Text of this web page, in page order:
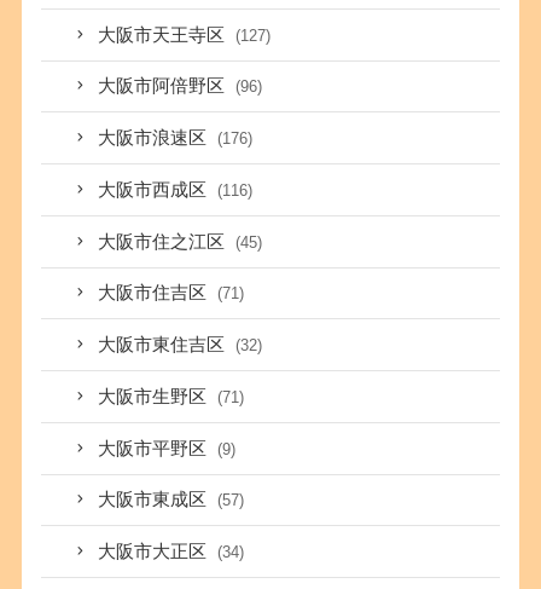
大阪市天王寺区 (127)
大阪市阿倍野区 (96)
大阪市浪速区 (176)
大阪市西成区 (116)
大阪市住之江区 (45)
大阪市住吉区 (71)
大阪市東住吉区 (32)
大阪市生野区 (71)
大阪市平野区 (9)
大阪市東成区 (57)
大阪市大正区 (34)